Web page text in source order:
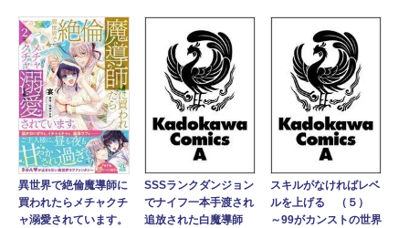
異世界で絶倫魔導師に
買われたらメチャクチ
ャ溺愛されています。
SSSランクダンジョン
でナイフ一本手渡され
追放された白魔導師
スキルがなければレベ
ルを上げる （５）
～99がカンストの世界